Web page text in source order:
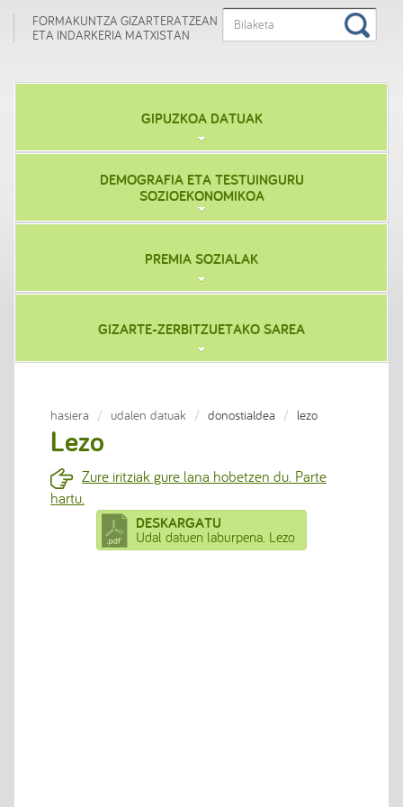
FORMAKUNTZA GIZARTERATZEAN
ETA INDARKERIA MATXISTAN
GIPUZKOA DATUAK
DEMOGRAFIA ETA TESTUINGURU
SOZIOEKONOMIKOA
PREMIA SOZIALAK
GIZARTE-ZERBITZUETAKO SAREA
hasiera udalen datuak donostialdea lezo
Lezo
Zure iritziak gure lana hobetzen du. Parte
hartu.
DESKARGATU
Udal datuen laburpena. Lezo